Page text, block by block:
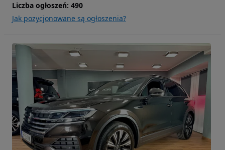
Liczba ogłoszeń: 490
Jak pozycjonowane są ogłoszenia?